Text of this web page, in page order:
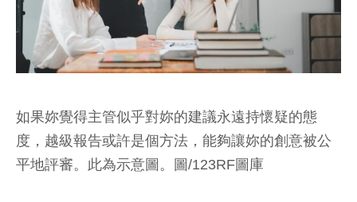
如果妳覺得主管似乎對妳的建議永遠持懷疑的態
度，越級報告或許是個方法，能夠讓妳的創意被公
平地評審。此為示意圖。圖/123RF圖庫